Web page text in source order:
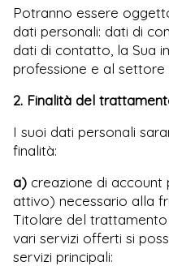
Potranno essere
dati personali: dati di
dati di contatto, la Sua
professione e al settore
2. Finalità del
I suoi dati personali
finalità:
a) creazione di account
attivo) necessario alla
Titolare del
vari servizi offerti si
servizi principali: